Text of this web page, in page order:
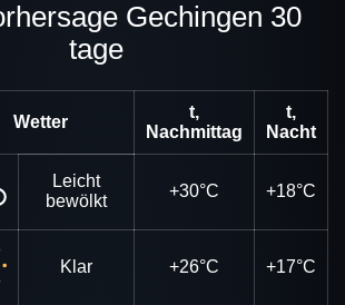
tage
Wetter
t,
Nachmittag
t,
Nacht
Leicht
bewölkt
+30°C +18°C
Klar +26°C +17°C